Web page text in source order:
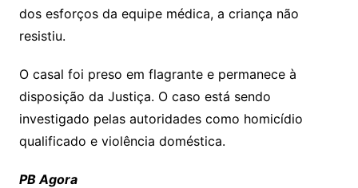
dos esforços da equipe médica, a criança não
resistiu.
O casal foi preso em flagrante e permanece à
disposição da Justiça. O caso está sendo
investigado pelas autoridades como homicídio
qualificado e violência doméstica.
PB Agora